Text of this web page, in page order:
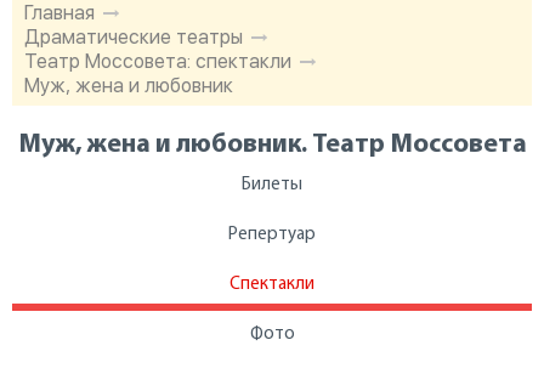
Главная
Драматические театры
Театр Моссовета: спектакли
Муж, жена и любовник
Муж, жена и любовник. Театр Моссовета
Билеты
Репертуар
Спектакли
Фото